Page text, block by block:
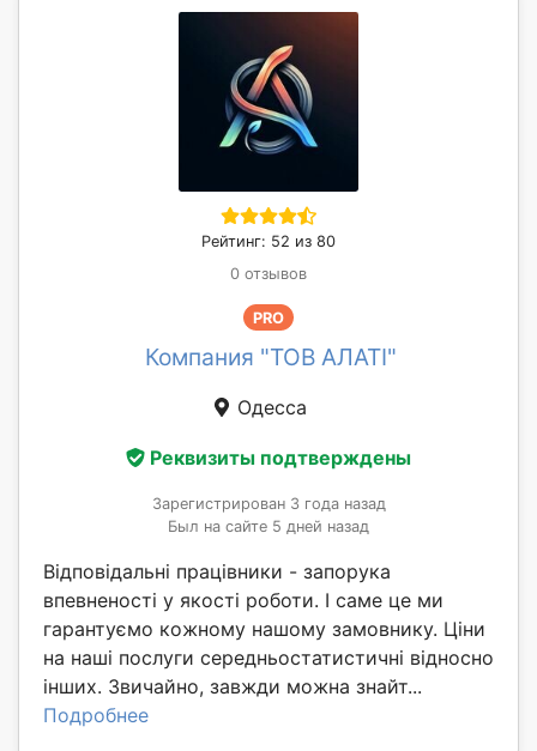
Рейтинг: 52 из 80
0 отзывов
PRO
Компания "ТОВ АЛАТІ"
Одесса
Реквизиты подтверждены
Зарегистрирован 3 года назад
Был на сайте 5 дней назад
Відповідальні працівники - запорука
впевненості у якості роботи. І саме це ми
гарантуємо кожному нашому замовнику. Ціни
на наші послуги середньостатистичні відносно
інших. Звичайно, завжди можна знайт...
Подробнее